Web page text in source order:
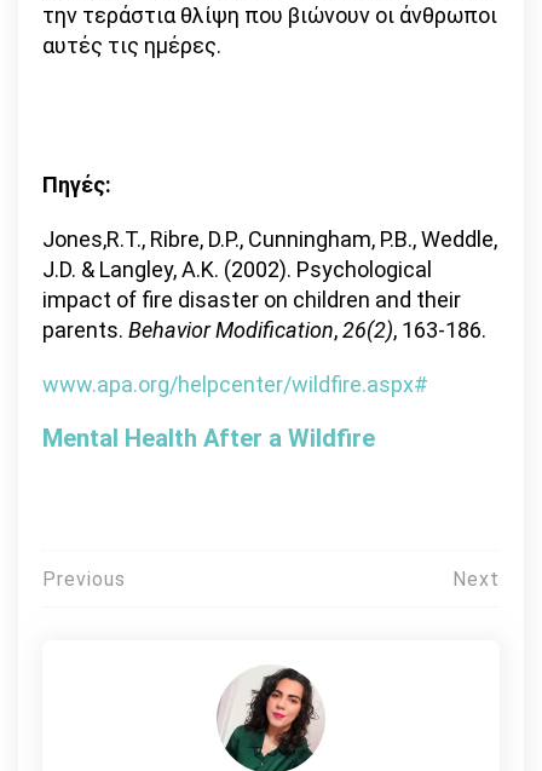
την τεράστια θλίψη που βιώνουν οι άνθρωποι
αυτές τις ημέρες.
Πηγές:
Jones,R.T., Ribre, D.P., Cunningham, P.B., Weddle,
J.D. & Langley, A.K. (2002). Psychological
impact of fire disaster on children and their
parents. Behavior Modification,26(2), 163-186.
www.apa.org/helpcenter/wildfire.aspx#
Mental Health After a Wildfire
Πλοήγηση
Previous Next